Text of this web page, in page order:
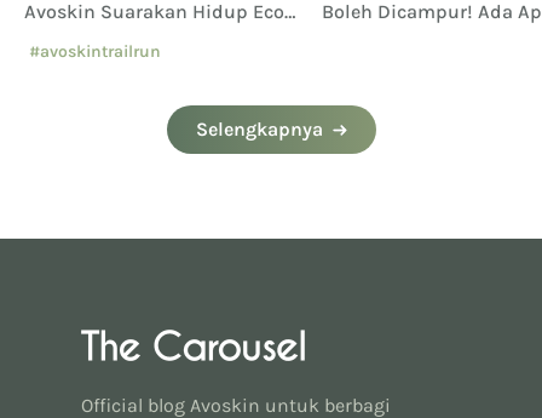
Avoskin Suarakan Hidup Eco
#avoskintrailrun
Boleh Dicampur! Ada
Selengkapnya
Official blog Avoskin untuk berbagi